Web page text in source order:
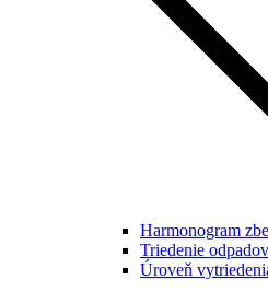
Harmonogram
Triedenie odpadov
Úroveň